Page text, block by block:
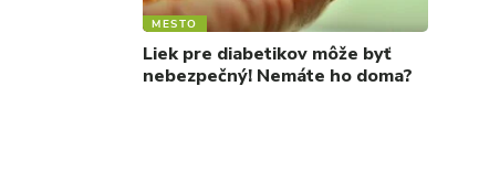
MESTO
Liek pre diabetikov môže byť
nebezpečný! Nemáte ho doma?